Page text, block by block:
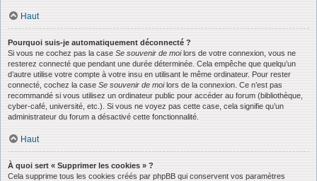
Haut
Pourquoi suis-je automatiquement déconnecté ?
Si vous ne cochez pas la case Se souvenir de moilors de votre connexion, vous ne
resterez connecté que pendant une durée déterminée. Cela empêche que quelqu’un
d’autre utilise votre compte à votre insu en utilisant le même ordinateur. Pour rester
connecté, cochez la case Se souvenir de moilors de la connexion. Ce n’est pas
recommandé si vous utilisez un ordinateur public pour accéder au forum (bibliothèque,
cyber-café, université, etc.). Si vous ne voyez pas cette case, cela signifie qu’un
administrateur du forum a désactivé cette fonctionnalité.
Haut
À quoi sert « Supprimer les cookies » ?
Cela supprime tous les cookies créés par phpBB qui conservent vos paramètres